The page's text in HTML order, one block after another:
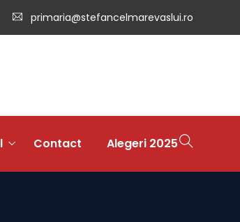
primaria@stefancelmarevaslui.ro
Contact Alegeri 2025